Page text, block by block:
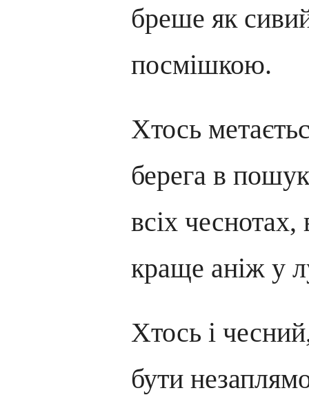
бреше як
посмішкою.
Хтось
берега в
всіх чеснотах,
краще аніж у
Хтось і
бути